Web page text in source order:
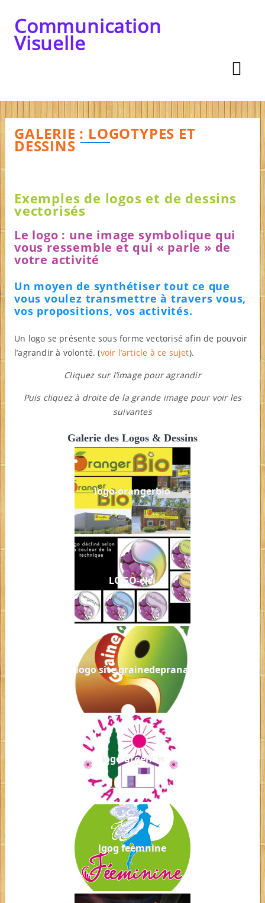
contentCommunication
Visuelle
GALERIE : LOGOTYPES ET
DESSINS
Exemples de logos et de dessins
vectorisés
Le logo : une image symbolique qui
vous ressemble et qui « parle » de
votre activité
Un moyen de synthétiser tout ce que
vous voulez transmettre à travers vous,
vos propositions, vos activités.
Un logo se présente sous forme vectorisé afin de pouvoir
l’agrandir à volonté. (voir l’article à ce sujet).
Cliquez sur l’image pour agrandir
Puis cliquez à droite de la grande image pour voir les
suivantes
Galerie des Logos & Dessins
logo-orangerbio
LOGO-elsi
logo site grainedeprana
logo argentis
lgog feemnine